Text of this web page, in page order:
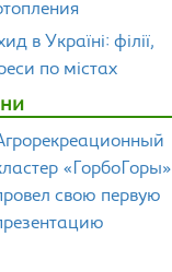
в Україні: філії,
по містах
«ГорбоГоры»
свою первую